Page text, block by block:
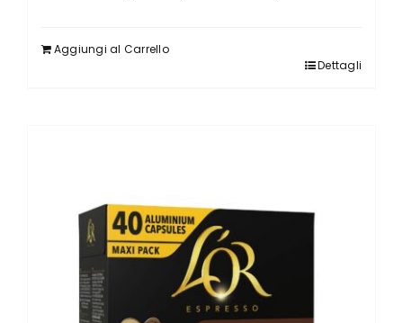
Aggiungi al Carrello
Dettagli